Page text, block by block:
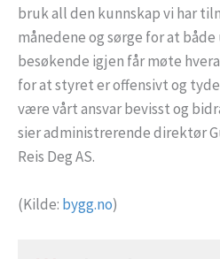
bruk all den kunnskap vi har
månedene og sørge for at
besøkende igjen får møte
for at styret er offensivt og
være vårt ansvar bevisst og
sier administrerende direktør
Reis Deg AS.
(Kilde: bygg.no)